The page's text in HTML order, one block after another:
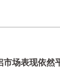
市场表现依然